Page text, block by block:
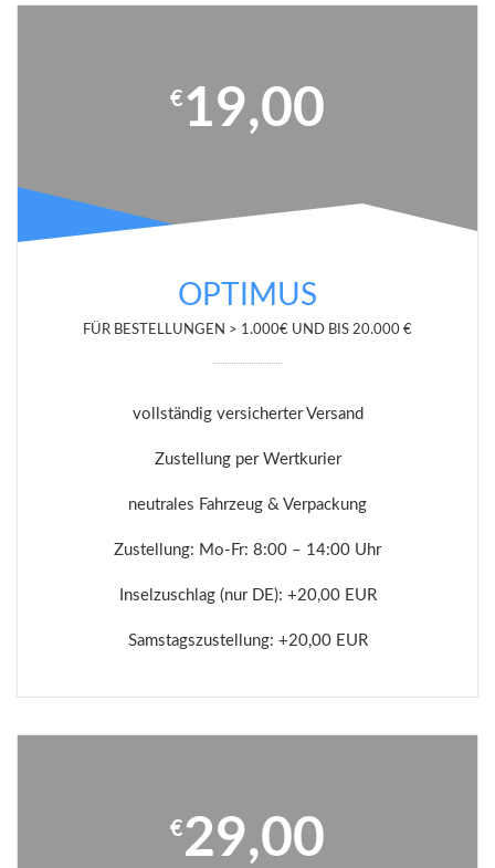
€ 19,00
OPTIMUS
FÜR BESTELLUNGEN > 1.000€ UND BIS 20.000 €
vollständig versicherter Versand
Zustellung per Wertkurier
neutrales Fahrzeug & Verpackung
Zustellung: Mo-Fr: 8:00 – 14:00 Uhr
Inselzuschlag (nur DE): +20,00 EUR
Samstagszustellung: +20,00 EUR
€29,00